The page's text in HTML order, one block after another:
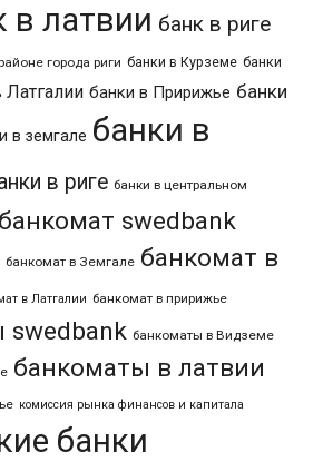
в латвии банк в риге
города риги банки в Курземе банки
Латгалии банки в Пририжье банки
в земгале банки в
в риге банки в центральном
банкомат swedbank
банкомат в Земгале банкомат в
в Латгалии банкомат в пририжье
swedbank банкоматы в Видземе
банкоматы в латвии
комиссия рынка финансов и капитала
банки